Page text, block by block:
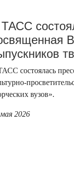
состоялась
вузов».
2026